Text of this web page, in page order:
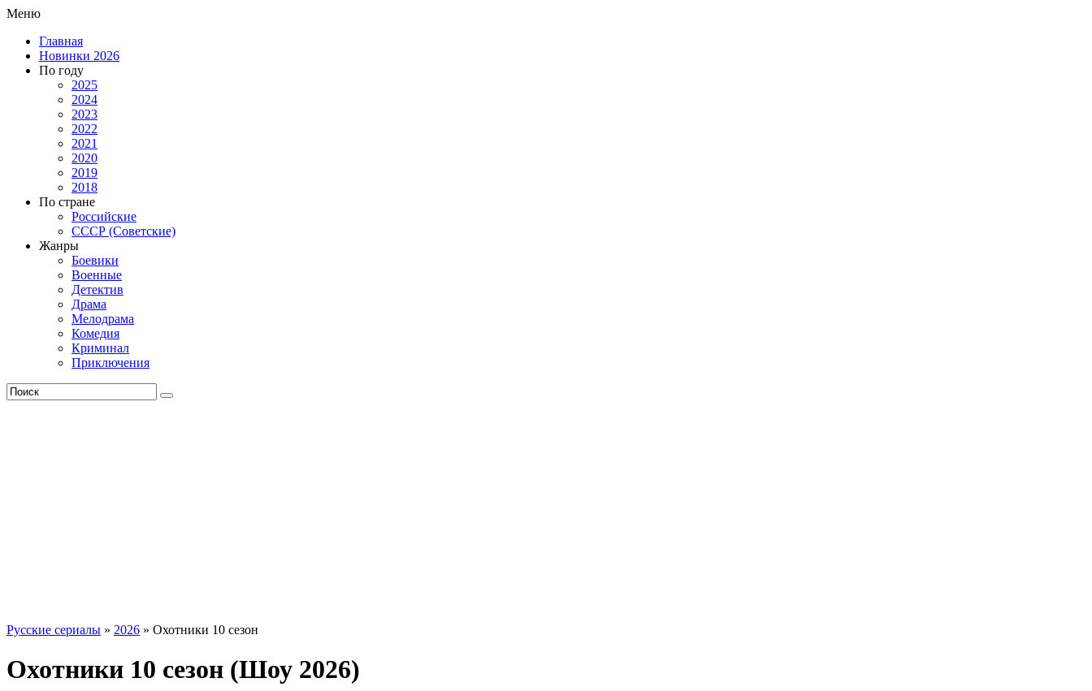
Меню
Главная
Новинки 2026
По году
2025
2024
2023
2022
2021
2020
2019
2018
По стране
Российские
СССР (Советские)
Жанры
Боевики
Военные
Детектив
Драма
Мелодрама
Комедия
Криминал
Приключения
Русские сериалы » 2026 » Охотники 10 сезон
Охотники 10 сезон (Шоу 2026)